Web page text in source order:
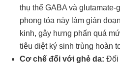
thụ thể GABA và
phong tỏa này làm gián
kinh, gây hưng phấn quá
tiêu diệt ký sinh trùng hoàn
Cơ chế đối với ghẻ da: Đối